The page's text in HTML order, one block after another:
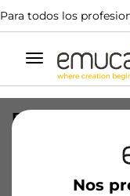
Para todos los
Alternar
navegación
Nos
Bolsa de